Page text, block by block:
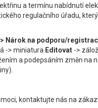
a termínu nabídnutí
regulačního úřadu,
> Nárok na podporu/
-> miniatura Editovat ->
a podepsáním změn na
kontaktujte nás na